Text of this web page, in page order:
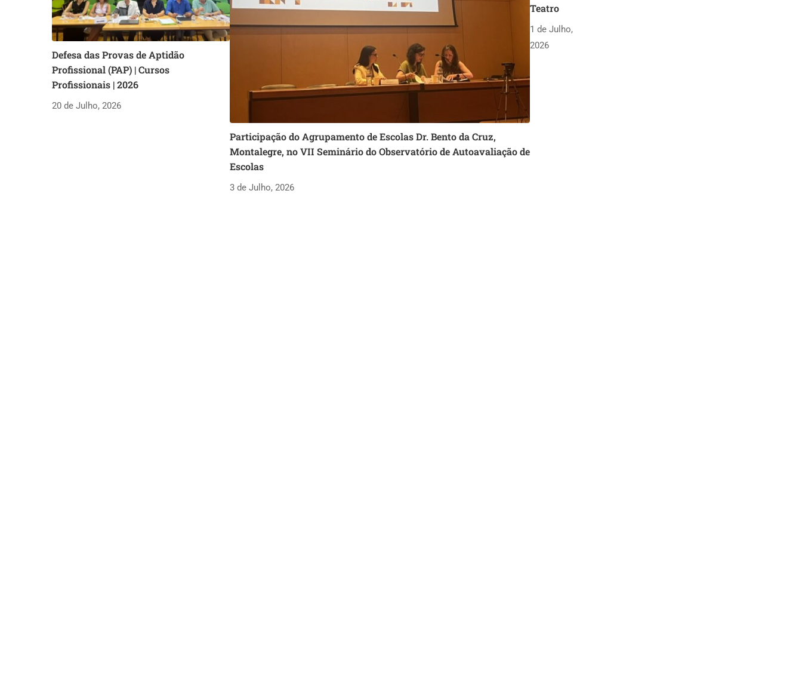
Defesa das Provas de Aptidão
Profissional (PAP) | Cursos
Profissionais | 2026
20 de Julho, 2026
Participação do Agrupamento de Escolas Dr. Bento da Cruz,
Montalegre, no VII Seminário do Observatório de Autoavaliação de
Escolas
3 de Julho, 2026
Teatro
1 de Julho,
2026